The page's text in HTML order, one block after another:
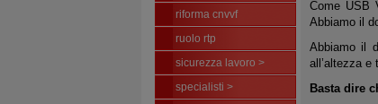
riforma cnvvf
ruolo rtp
sicurezza lavoro >
specialisti >
Come USB
Abbiamo il
Abbiamo il
all’altezza e
Basta dire